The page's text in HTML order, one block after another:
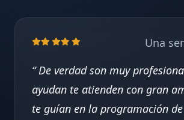
Una
De verdad son muy
ayudan te atienden con gran
te guían en la programación